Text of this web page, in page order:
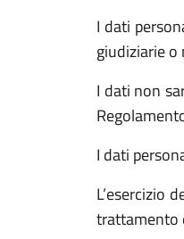
I dati
giudiziarie o
I dati non
I dati
L’esercizio
trattamento